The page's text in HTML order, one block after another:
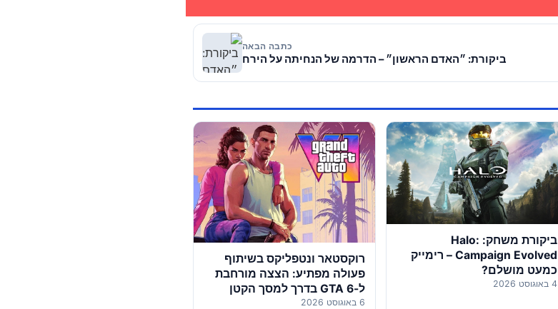
כתבה הבאה
ביקורת: ״האדם הראשון״ – הדרמה של הנחיתה על הירח
ביקורת משחק: Halo:
Campaign Evolved – רימייק
כמעט מושלם?
4 באוגוסט 2026
רוקסטאר ונטפליקס בשיתוף
פעולה מפתיע: הצצה מורחבת
ל-GTA 6 בדרך למסך הקטן
6 באוגוסט 2026